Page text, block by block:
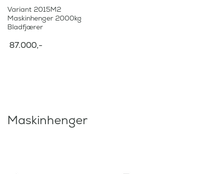
Variant 2015M2
Maskinhenger 2000kg
Bladfjærer
87.000,-
Maskinhenger